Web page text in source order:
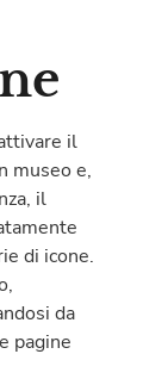
il
museo e,
il
di icone.
da
pagine